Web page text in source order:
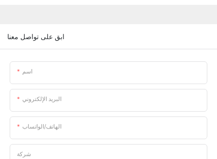
ابق على تواصل معنا
اسم
البريد الإلكتروني
الهاتف/الواتساب
شركة